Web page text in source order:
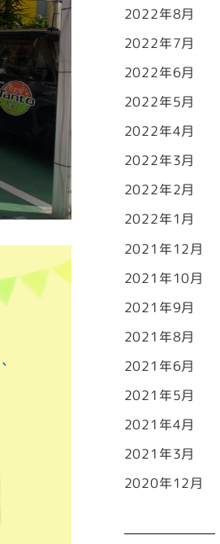
2022年8月
2022年7月
2022年6月
2022年5月
2022年4月
2022年3月
2022年2月
2022年1月
2021年12月
2021年10月
2021年9月
2021年8月
2021年6月
2021年5月
2021年4月
2021年3月
2020年12月